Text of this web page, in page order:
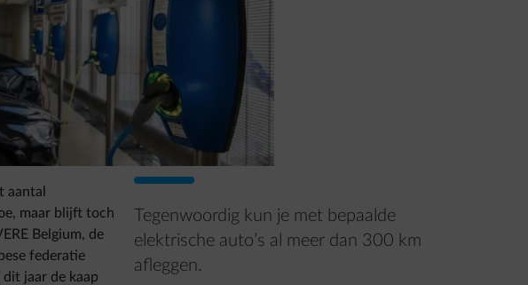
Tegenwoordig kun je met bepaalde
elektrische auto’s al meer dan 300 km
afleggen.
aantal
maar blijft toch
Belgium, de
federatie
jaar de kaap